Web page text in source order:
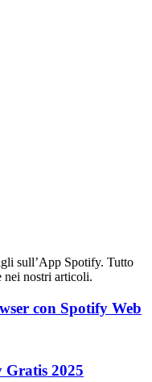
sull’App Spotify. Tutto
nei nostri articoli.
con Spotify Web
Gratis 2025